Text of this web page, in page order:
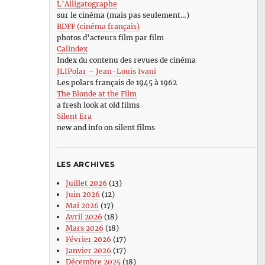
L’Alligatographe
sur le cinéma (mais pas seulement…)
BDFF (cinéma français)
photos d’acteurs film par film
Calindex
Index du contenu des revues de cinéma
JLIPolar – Jean-Louis Ivani
Les polars français de 1945 à 1962
The Blonde at the Film
a fresh look at old films
Silent Era
new and info on silent films
LES ARCHIVES
Juillet 2026 (13)
Juin 2026 (12)
Mai 2026 (17)
Avril 2026 (18)
Mars 2026 (18)
Février 2026 (17)
Janvier 2026 (17)
Décembre 2025(18)